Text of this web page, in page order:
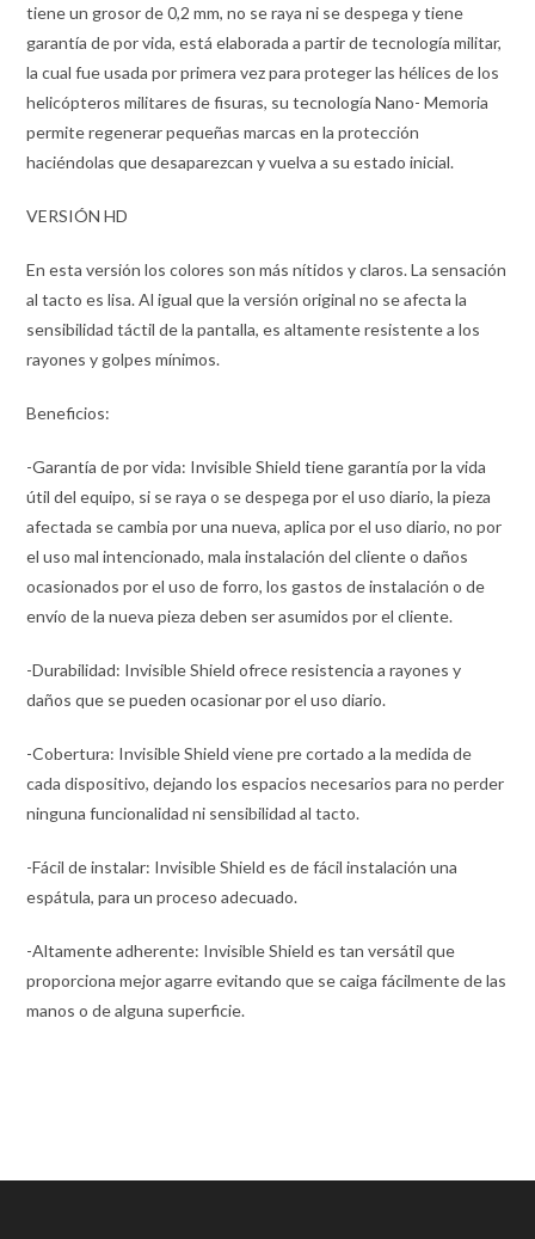
tiene un grosor de 0,2 mm, no se raya ni se despega y tiene
garantía de por vida, está elaborada a partir de tecnología militar,
la cual fue usada por primera vez para proteger las hélices de los
helicópteros militares de fisuras, su tecnología Nano- Memoria
permite regenerar pequeñas marcas en la protección
haciéndolas que desaparezcan y vuelva a su estado inicial.
VERSIÓN HD
En esta versión los colores son más nítidos y claros. La sensación
al tacto es lisa. Al igual que la versión original no se afecta la
sensibilidad táctil de la pantalla, es altamente resistente a los
rayones y golpes mínimos.
Beneficios:
-Garantía de por vida: Invisible Shield tiene garantía por la vida
útil del equipo, si se raya o se despega por el uso diario, la pieza
afectada se cambia por una nueva, aplica por el uso diario, no por
el uso mal intencionado, mala instalación del cliente o daños
ocasionados por el uso de forro, los gastos de instalación o de
envío de la nueva pieza deben ser asumidos por el cliente.
-Durabilidad: Invisible Shield ofrece resistencia a rayones y
daños que se pueden ocasionar por el uso diario.
-Cobertura: Invisible Shield viene pre cortado a la medida de
cada dispositivo, dejando los espacios necesarios para no perder
ninguna funcionalidad ni sensibilidad al tacto.
-Fácil de instalar: Invisible Shield es de fácil instalación una
espátula, para un proceso adecuado.
-Altamente adherente: Invisible Shield es tan versátil que
proporciona mejor agarre evitando que se caiga fácilmente de las
manos o de alguna superficie.